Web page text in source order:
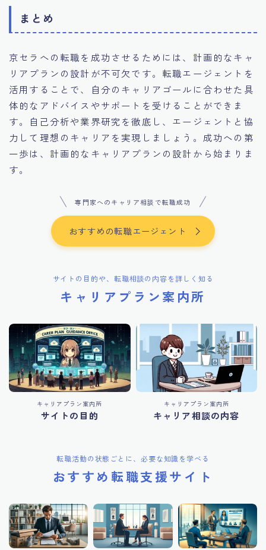
まとめ
京セラへの転職を成功させるためには、計画的なキャ
リアプランの設計が不可欠です。転職エージェントを
活用することで、自分のキャリアゴールに合わせた具
体的なアドバイスやサポートを受けることができま
す。自己分析や業界研究を徹底し、エージェントと協
力して理想のキャリアを実現しましょう。成功への第
一歩は、計画的なキャリアプランの設計から始まりま
す。
専門家へのキャリア相談で転職成功
おすすめの転職エージェント
サイトの目的や、転職相談の内容を詳しく知る
キャリアプラン案内所
キャリアプラン案内所
サイトの目的
キャリアプラン案内所
キャリア相談の内容
転職活動の状態ごとに、必要な知識を学べる
おすすめ転職支援サイト